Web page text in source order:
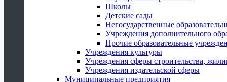
Школы
Детские сады
Негосударственные
Учреждения дополнительного
Прочие образовательные
Учреждения культуры
Учреждения сферы строительства,
Учреждения издательской сферы
Муниципальные предприятия